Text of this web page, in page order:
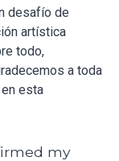
desafío de
artística
todo,
a toda
esta
my